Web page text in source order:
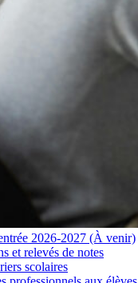
2026-2027 (À venir)
et relevés de notes
scolaires